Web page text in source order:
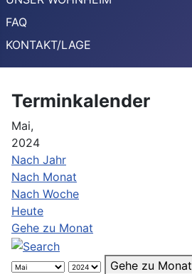
FAQ
KONTAKT/LAGE
Terminkalender
Mai,
2024
Nach Jahr
Nach Monat
Nach Woche
Heute
Gehe zu Monat
Gehe zu Monat